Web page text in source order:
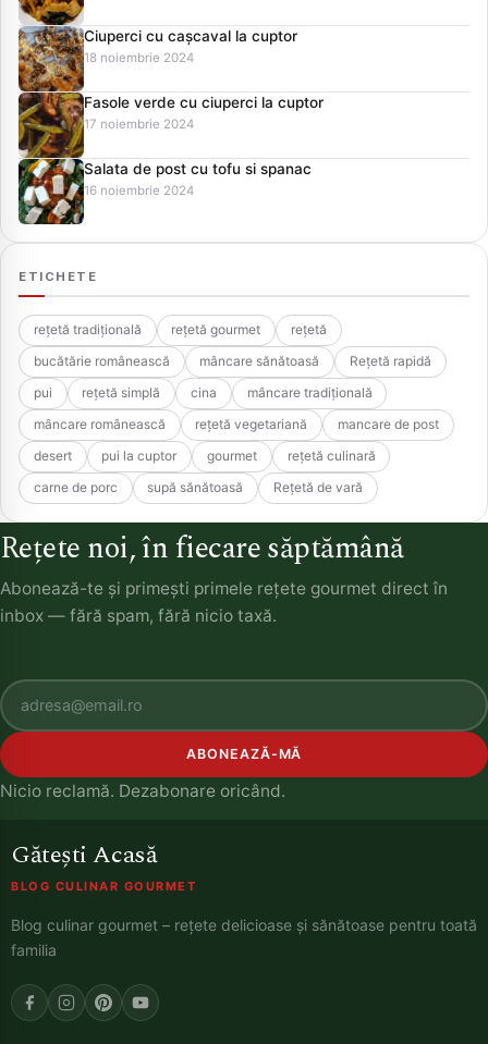
Ciuperci cu cașcaval la cuptor
18 noiembrie 2024
Fasole verde cu ciuperci la cuptor
17 noiembrie 2024
Salata de post cu tofu si spanac
16 noiembrie 2024
ETICHETE
rețetă tradițională rețetă gourmet
rețetă
bucătărie românească
mâncare sănătoasă
Rețetă rapidă
pui
rețetă simplă cina
mâncare tradițională
mâncare românească
rețetă vegetariană
mancare de post
desert
pui la cuptor gourmet
rețetă culinară
carne de porc
supă sănătoasă Rețetă de vară
Rețete noi, în fiecare săptămână
Abonează-te și primești primele rețete gourmet direct în
inbox — fără spam, fără nicio taxă.
ABONEAZĂ-MĂ
Nicio reclamă. Dezabonare oricând.
Gătești Acasă
BLOG CULINAR GOURMET
Blog culinar gourmet – rețete delicioase și sănătoase pentru toată
familia